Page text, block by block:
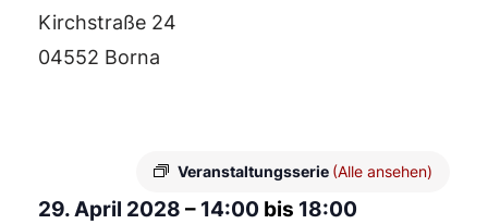
Kirchstraße 24
04552 Borna
Veranstaltungsserie (Alle ansehen)
29. April 2028 – 14:00 bis 18:00